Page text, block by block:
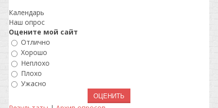
Календарь
Наш опрос
Оцените мой сайт
Отлично
Хорошо
Неплохо
Плохо
Ужасно